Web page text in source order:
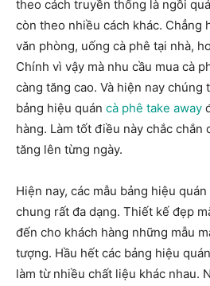
theo cách truyền thống là ngồi
còn theo nhiều cách khác. Chẳng
văn phòng, uống cà phê tại nhà,
Chính vì vậy mà nhu cầu mua cà
càng tăng cao. Và hiện nay chúng
bảng hiệu quán cà phê take away
hàng. Làm tốt điều này chắc chắn
tăng lên từng ngày.
Hiện nay, các mẫu bảng hiệu
chung rất đa dạng. Thiết kế đẹp
đến cho khách hàng những mẫu
tượng. Hầu hết các bảng hiệu
làm từ nhiều chất liệu khác nhau.